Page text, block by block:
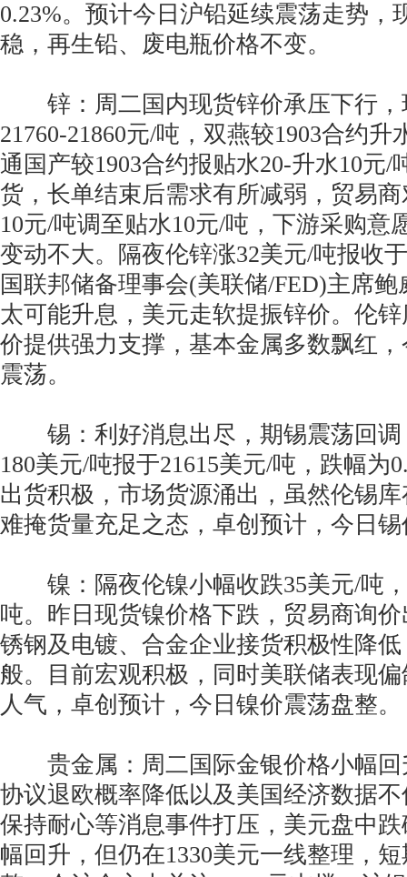
0.23%。预计今日沪铅延续震荡走势，
稳，再生铅、废电瓶价格不变。
锌：周二国内现货锌价承压下行，
21760-21860元/吨，双燕较1903合约升
通国产较1903合约报贴水20-升水10元/
货，长单结束后需求有所减弱，贸易
10元/吨调至贴水10元/吨，下游采购意
变动不大。隔夜伦锌涨32美元/吨报收
国联邦储备理事会(美联储/FED)主席
太可能升息，美元走软提振锌价。伦
价提供强力支撑，基本金属多数飘红
震荡。
锡：利好消息出尽，期锡震荡回调
180美元/吨报于21615美元/吨，跌幅为
出货积极，市场货源涌出，虽然伦锡
难掩货量充足之态，卓创预计，今日
镍：隔夜伦镍小幅收跌35美元/吨，
吨。昨日现货镍价格下跌，贸易商询
锈钢及电镀、合金企业接货积极性降
般。目前宏观积极，同时美联储表现
人气，卓创预计，今日镍价震荡盘整。
贵金属：周二国际金银价格小幅回
协议退欧概率降低以及美国经济数据
保持耐心等消息事件打压，美元盘中
幅回升，但仍在1330美元一线整理，